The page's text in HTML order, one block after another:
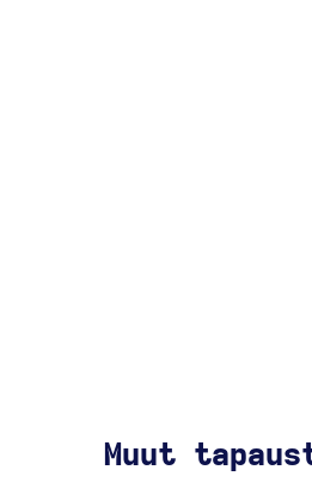
Muut